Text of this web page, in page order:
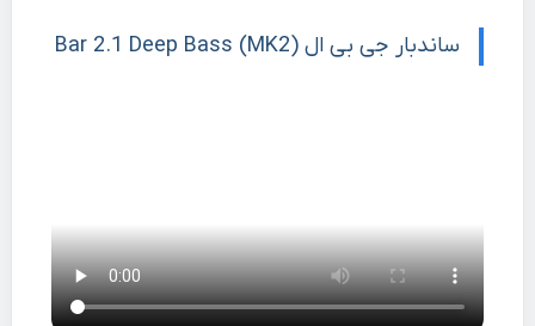
ساندبار جی بی ال Bar 2.1 Deep Bass (MK2)